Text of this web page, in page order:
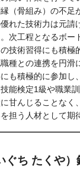
（骨組み）の不足
れた技術力は元請
次工程となるボー
技術習得にも積極
種との連携を円滑
も積極的に参加し
能検定1級や職業
甘んじることなく
担う人材として期
ぐち たくや）